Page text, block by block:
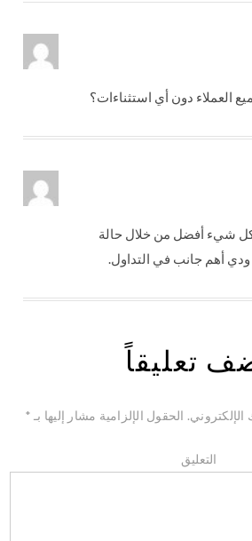
كل شيء أفضل من خلال حالة
ودي أهم جانب في التداول.
تعليقاً
الحقول الإلزامية مشار إليها بـ *
التعليق